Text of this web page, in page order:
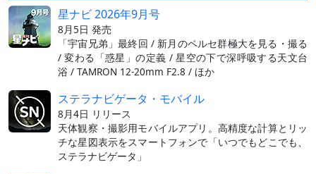
星ナビ 2026年9月号
8月5日 発売
「宇宙兄弟」最終回 / 新月のペルセ群極大を見る・撮る
/ 変わる「惑星」の定義 / 星空の下で深呼吸する天文台
浴 / TAMRON 12-20mm F2.8 / ほか
ステラナビゲータ・モバイル
8月4日 リリース
天体観察・撮影用モバイルアプリ。高精度な計算とリッ
チな星図表示をスマートフォンで「いつでもどこでも、
ステラナビゲータ」